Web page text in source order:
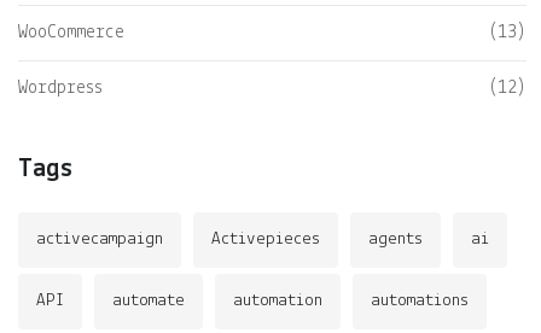
WooCommerce (13)
Wordpress (12)
Tags
activecampaign Activepieces agents ai
API automate automation automations